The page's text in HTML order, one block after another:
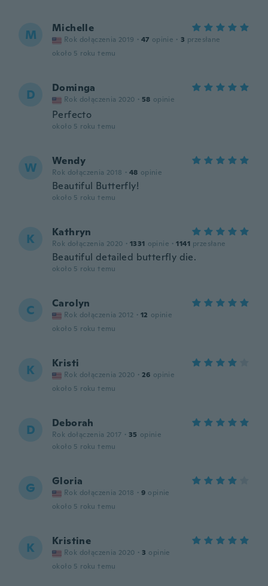
M Michelle
Rok dołączenia 2019 · 47 opinie · 3 przesłane
około 5 roku temu
D Dominga
Rok dołączenia 2020 · 58 opinie
Perfecto
około 5 roku temu
W Wendy
Rok dołączenia 2018 · 48 opinie
Beautiful Butterfly!
około 5 roku temu
K Kathryn
Rok dołączenia 2020 · 1331 opinie · 1141 przesłane
Beautiful detailed butterfly die.
około 5 roku temu
C Carolyn
Rok dołączenia 2012 · 12 opinie
około 5 roku temu
K Kristi
Rok dołączenia 2020 · 26 opinie
około 5 roku temu
D Deborah
Rok dołączenia 2017 · 35 opinie
około 5 roku temu
G Gloria
Rok dołączenia 2018 · 9 opinie
około 5 roku temu
K Kristine
Rok dołączenia 2020 · 3 opinie
około 5 roku temu